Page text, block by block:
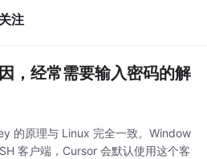
关注
，经常需要输入密码的解
的原理与 Linux 完全一致。Window
客户端，Cursor 会默认使用这个客